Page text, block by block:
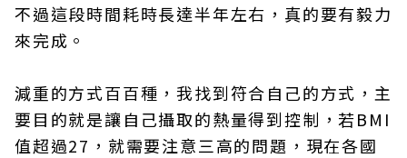
不過這段時間耗時長達半年左右，真的要有毅力
來完成。
減重的方式百百種，我找到符合自己的方式，主
要目的就是讓自己攝取的熱量得到控制，若BMI
值超過27，就需要注意三高的問題，現在各國